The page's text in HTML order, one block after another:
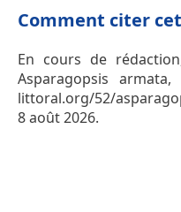
Comment citer
En cours de
Asparagopsis
littoral.org/52/
8 août 2026.